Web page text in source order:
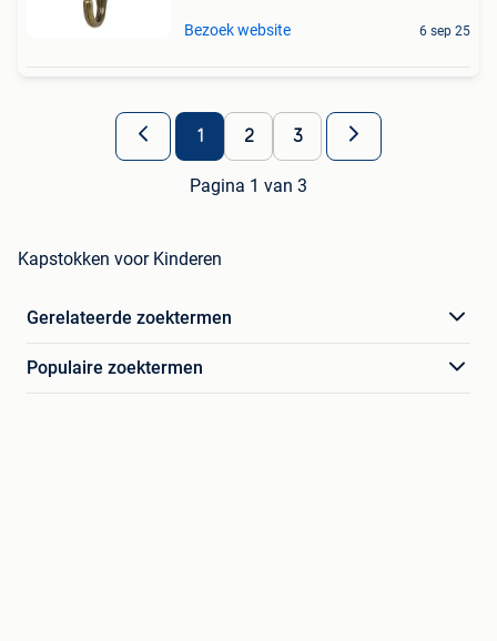
Bezoek website 6 sep 25
1 2 3
Pagina 1 van 3
Kapstokken voor Kinderen
Gerelateerde zoektermen
Populaire zoektermen